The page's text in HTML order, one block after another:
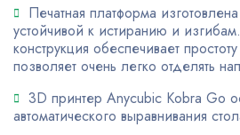
Печатная платформа
устойчивой к истиранию и
конструкция обеспечивает
позволяет очень легко отделять
3D принтер Anycubic Kobra Go
автоматического выравнивания